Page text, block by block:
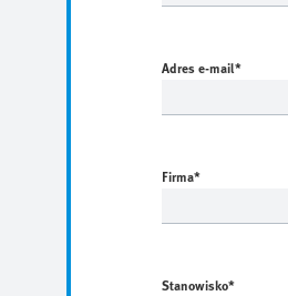
Adres e-mail*
Firma*
Stanowisko*